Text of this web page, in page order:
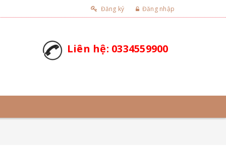
Đăng ký Đăng nhập
Liên hệ: 0334559900